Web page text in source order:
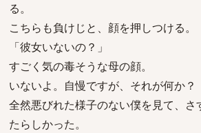
る。
こちらも負けじと、顔を押しつける。
「彼女いないの？」
すごく気の毒そうな母の顔。
いないよ。自慢ですが、それが何か？
全然悪びれた様子のない僕を見て、さ
たらしかった。